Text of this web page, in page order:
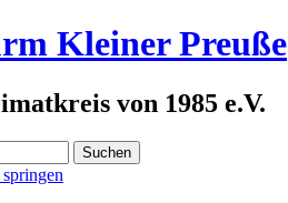
Kleiner Preuße
von 1985 e.V.